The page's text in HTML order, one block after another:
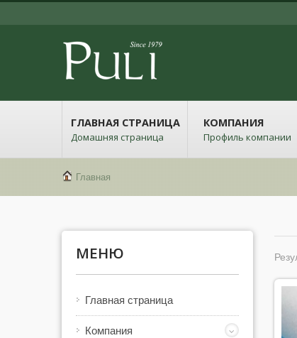
ГЛАВНАЯ СТРАНИЦА
Домашняя страница
КОМПАНИЯ
Профиль компании
Главная
МЕНЮ
Главная страница
Компания